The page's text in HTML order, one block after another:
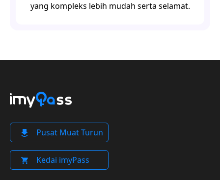
yang kompleks lebih mudah serta selamat.
Pusat Muat Turun
Kedai imyPass